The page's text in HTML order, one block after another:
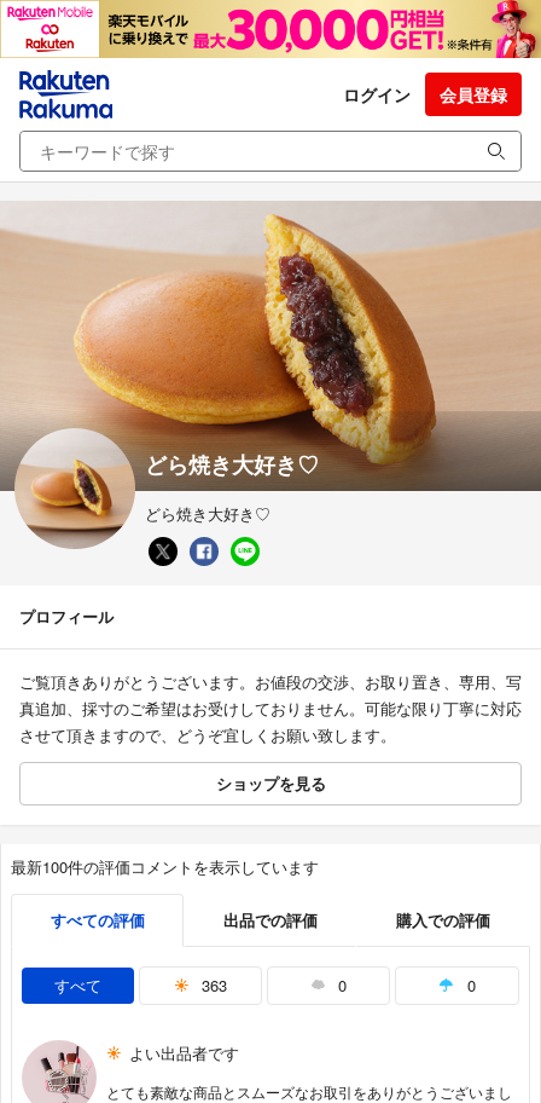
ログイン 会員登録
どら焼き大好き♡
どら焼き大好き♡
プロフィール
ご覧頂きありがとうございます。お値段の交渉、お取り置き、専用、写
真追加、採寸のご希望はお受けしておりません。可能な限り丁寧に対応
させて頂きますので、どうぞ宜しくお願い致します。
ショップを見る
最新100件の評価コメントを表示しています
すべての評価 出品での評価 購入での評価
すべて 363 0 0
よい出品者です
とても素敵な商品とスムーズなお取引をありがとうございまし